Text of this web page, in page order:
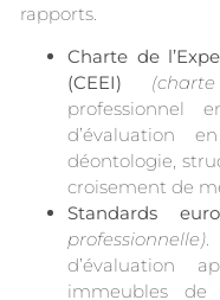
rapports.
Charte de
(CEEI)
professionnel
d’évaluation
déontologie,
croisement de
Standards
professionnelle).
d’évaluation
immeubles de